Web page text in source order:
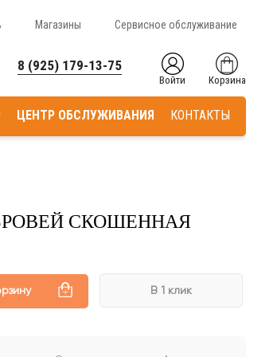
Магазины Сервисное обслуживание
8 (925) 179-13-75
Войти Корзина
КОНТАКТЫ
ЦЕНТР ОБСЛУЖИВАНИЯ
СКОШЕННАЯ
В 1 клик